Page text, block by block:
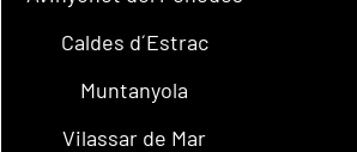
Caldes d´Estrac
Muntanyola
Vilassar de Mar